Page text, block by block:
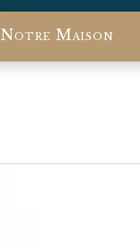
Notre Maison